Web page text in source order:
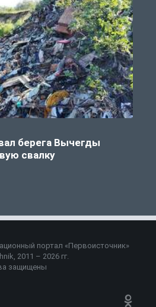
берега Вычегды
свалку
портал «Первоисточник»
2011 – 2026 гг.
защищены